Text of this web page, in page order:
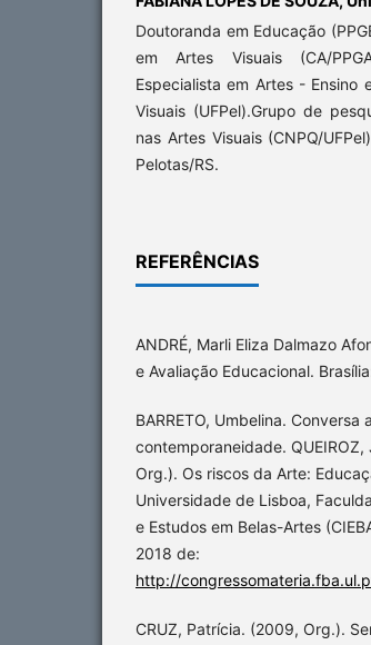
Doutoranda em Educação
em Artes Visuais (CA/
Especialista em Artes - Ensino
Visuais (UFPel).Grupo de
nas Artes Visuais (CNPQ/
Pelotas/RS.
REFERÊNCIAS
ANDRÉ, Marli Eliza Dalmazo
e Avaliação Educacional.
BARRETO, Umbelina.
contemporaneidade. QUEIROZ,
Org.). Os riscos da Arte:
Universidade de Lisboa,
e Estudos em Belas-Artes
2018 de:
http://
CRUZ, Patrícia. (2009, Org.).